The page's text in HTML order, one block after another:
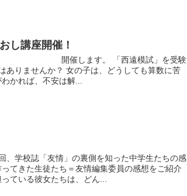
し講座開催！
開催します。 「西遠模試」を受験
ありませんか？ 女の子は、どうしても算数に苦
かれば、不安は解...
、学校誌「友情」の裏側を知った中学生たちの感
てきた生徒たち＝友情編集委員の感想をご紹介
ている彼女たちは、どん...